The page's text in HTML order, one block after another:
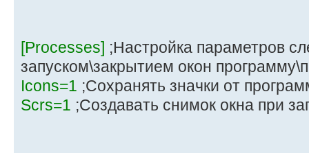
[Processes] ;Настройка параметров
запуском\закрытием окон
Icons=1 ;Сохранять значки от
Scrs=1 ;Создавать снимок окна при